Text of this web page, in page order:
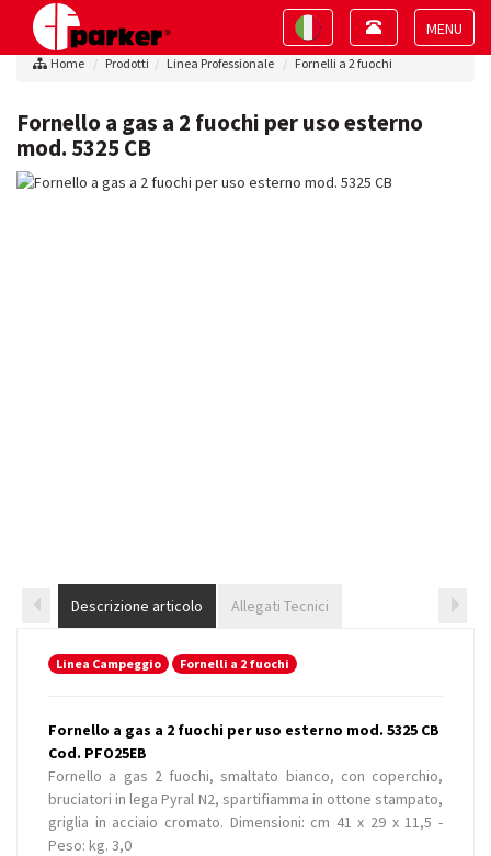
Toggle
Toggle
navigation
Toggle
navigation
Home Prodotti Linea Professionale Fornelli a 2 fuochi
Fornello a gas a 2 fuochi per uso esterno
mod. 5325 CB
Descrizione articolo Allegati Tecnici
Linea Campeggio Fornelli a 2 fuochi
Fornello a gas a 2 fuochi per uso esterno mod. 5325 CB
Cod. PFO25EB
Fornello a gas 2 fuochi, smaltato bianco, con coperchio,
bruciatori in lega Pyral N2, spartifiamma in ottone stampato,
griglia in acciaio cromato. Dimensioni: cm 41 x 29 x 11,5 -
Peso: kg. 3,0